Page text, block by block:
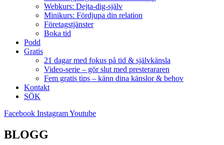
Webkurs: Dejta-dig-själv
Minikurs: Fördjupa din relation
Företagstjänster
Boka tid
Podd
Gratis
21 dagar med fokus på tid & självkänsla
Video-serie – gör slut med presterararen
Fem gratis tips – känn dina känslor & behov
Kontakt
SÖK
Facebook InstagramYoutube
BLOGG